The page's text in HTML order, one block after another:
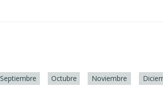
Septiembre Octubre Noviembre